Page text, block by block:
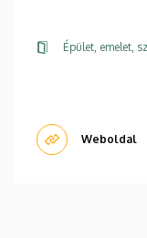
Épület, emelet,
Weboldal